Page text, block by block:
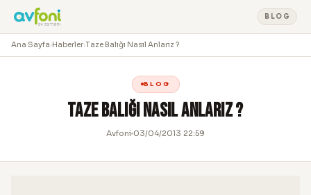
BLOG
Ana Sayfa›Haberler›Taze Balığı Nasıl Anlarız ?
BLOG
Taze Balığı Nasıl Anlarız ?
Avfoni 03/04/2013 22:59